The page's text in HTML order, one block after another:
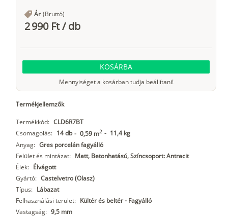
Ár (Bruttó)
2 990 Ft/db
KOSÁRBA
Mennyiséget a kosárban tudja beállítani!
Termékjellemzők
Termékkód: CLD6R7BT
Csomagolás: 14 db - 0,59 m2 - 11,4 kg
Anyag: Gres porcelán fagyálló
Felület és mintázat: Matt, Betonhatású, Színcsoport: Antracit
Élek: Élvágott
Gyártó: Castelvetro (Olasz)
Típus: Lábazat
Felhasználási terület: Kültér és beltér - Fagyálló
Vastagság: 9,5 mm